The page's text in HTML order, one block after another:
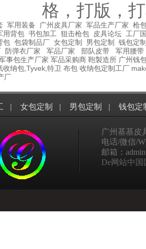
格，打版，
军用装备 广州皮具厂家 军品生产厂家 枪
用背包 书包加工 狙击枪包 皮具论坛 工厂
包 包袋制品厂 女包定制 男包定制
钱包定
防弹衣厂家 军品厂家 部队皮带
军用腰带
事包生产厂家 军品采购商 鞄製造所 广州钱
收纳包,Tyvek,特卫 布包 收纳包定制工厂
厂
| 女包定制 | 男包定制 | 钱包定
广州基基皮
电话/微信/
邮箱：
De网站中国